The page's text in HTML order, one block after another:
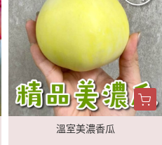
溫室美濃香瓜